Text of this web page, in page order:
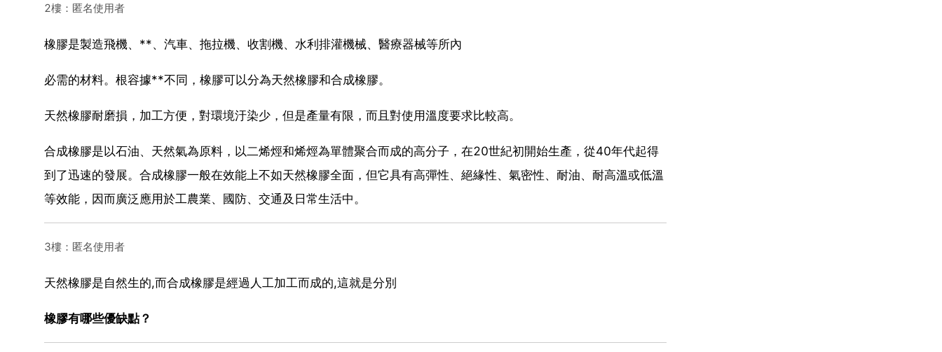
2樓：匿名使用者
橡膠是製造飛機、**、汽車、拖拉機、收割機、水利排灌機械、醫療器械等所內
必需的材料。根容據**不同，橡膠可以分為天然橡膠和合成橡膠。
天然橡膠耐磨損，加工方便，對環境汙染少，但是產量有限，而且對使用溫度要求比較高。
合成橡膠是以石油、天然氣為原料，以二烯烴和烯烴為單體聚合而成的高分子，在20世紀初開始生產，從40年代起得
到了迅速的發展。合成橡膠一般在效能上不如天然橡膠全面，但它具有高彈性、絕緣性、氣密性、耐油、耐高溫或低溫
等效能，因而廣泛應用於工農業、國防、交通及日常生活中。
3樓：匿名使用者
天然橡膠是自然生的,而合成橡膠是經過人工加工而成的,這就是分別
橡膠有哪些優缺點？